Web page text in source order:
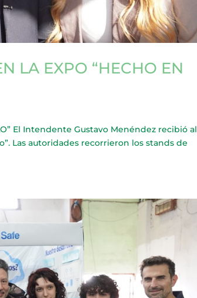
LA EXPO “HECHO EN
El Intendente Gustavo Menéndez recibió al
Las autoridades recorrieron los stands de